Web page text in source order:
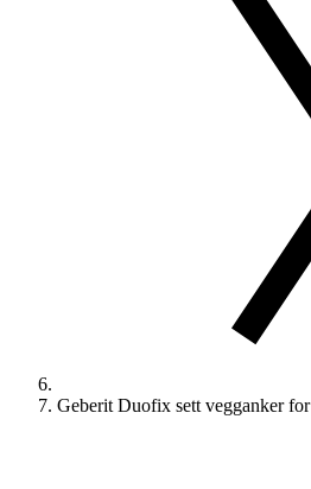
Geberit Duofix sett vegganker